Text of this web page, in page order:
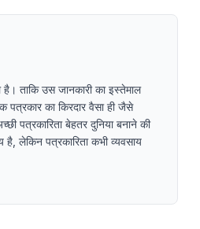
ताकि उस जानकारी का इस्तेमाल
पत्रकार का किरदार वैसा ही जैसे
पत्रकारिता बेहतर दुनिया बनाने की
है, लेकिन पत्रकारिता कभी व्यवसाय